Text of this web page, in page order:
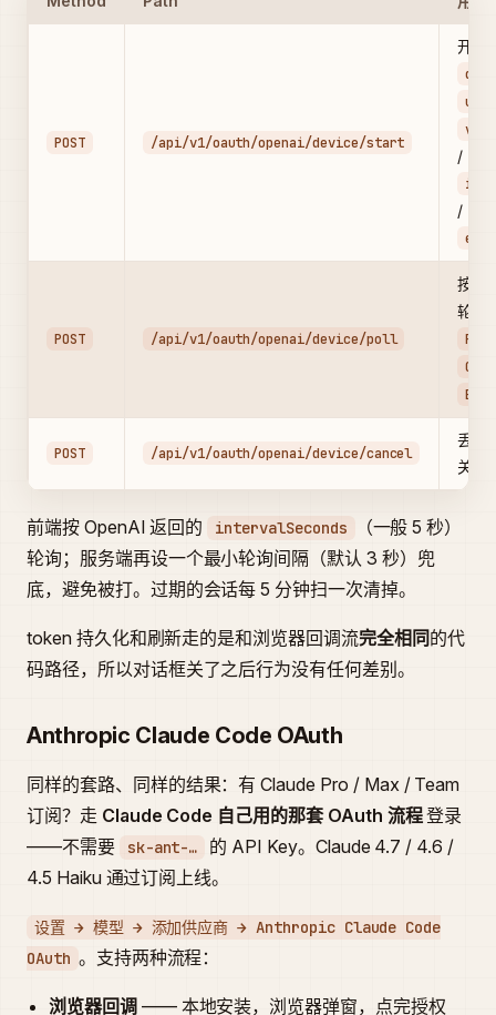
POST /api/v1/oauth/openai/device/start
开一
/
/
POST /api/v1/oauth/openai/device/poll
按
轮询
POST /api/v1/oauth/openai/device/cancel
丢弃
关了
前端按 OpenAI 返回的 intervalSeconds
（一般 5 秒）
轮询；服务端再设一个最小轮询间隔（默认 3 秒）兜
底，避免被打。过期的会话每 5 分钟扫一次清掉。
token 持久化和刷新走的是和浏览器回调流完全相同的代
码路径，所以对话框关了之后行为没有任何差别。
Anthropic Claude Code OAuth
同样的套路、同样的结果：有 Claude Pro / Max / Team
订阅？走 Claude Code 自己用的那套 OAuth 流程登录
——不需要
sk-ant-…
的 API Key。Claude 4.7 / 4.6 /
4.5 Haiku 通过订阅上线。
设置 → 模型 → 添加供应商 → Anthropic Claude Code
OAuth 。支持两种流程：
浏览器回调 —— 本地安装，浏览器弹窗，点完授权